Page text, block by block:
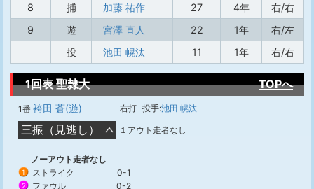
8
捕 加藤 祐作 27 4年
右/右
9
遊 宮澤 直人 22 1年
右/左
投
池田 幌汰 11 1年 右/右
1回表 聖隷大 TOPへ
1番 袴田 蒼(遊) 右打 投手:池田 幌汰
三振（見逃し） １アウト走者なし
ノーアウト走者なし
1 ストライク 0-1
2 ファウル 0-2